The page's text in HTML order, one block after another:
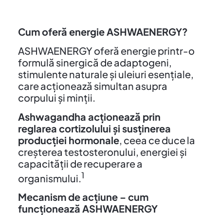
Cum oferă energie ASHWAENERGY?
ASHWAENERGY oferă energie printr-o
formulă sinergică de adaptogeni,
stimulente naturale și uleiuri esențiale,
care acționează simultan asupra
corpului și minții.
Ashwagandha acționează prin
reglarea cortizolului și susținerea
producției hormonale, ceea ce duce la
creșterea testosteronului, energiei și
capacității de recuperare a
organismului.1
Mecanism de acțiune – cum
funcționează ASHWAENERGY